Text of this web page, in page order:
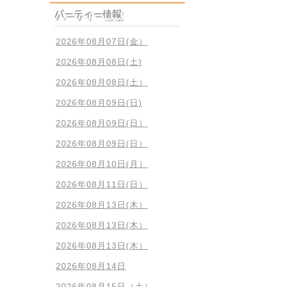
2026年08月07日(金）
2026年08月08日(土)
2026年08月08日(土）
2026年08月09日(日)
2026年08月09日(日）
2026年08月09日(日）
2026年08月10日(月）
2026年08月11日(日）
2026年08月13日(木）
2026年08月13日(木）
2026年08月13日(木）
2026年08月14日